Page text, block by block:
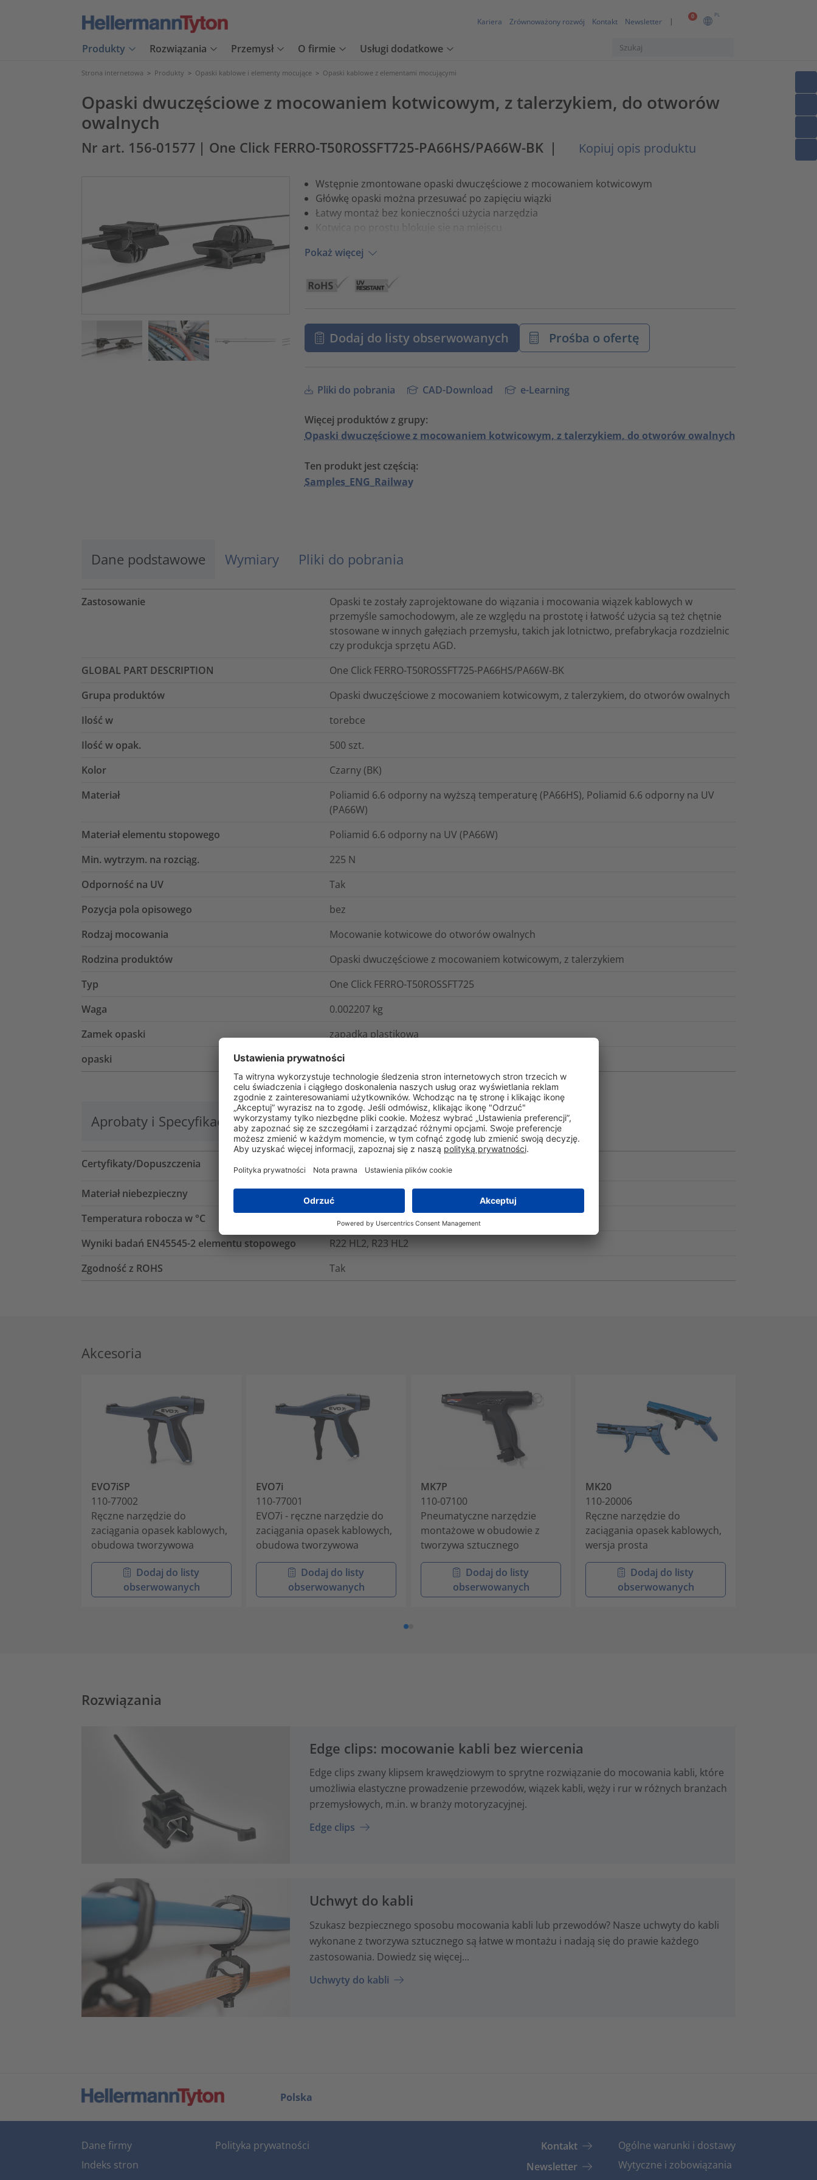
0 PL
Kariera Zrównoważony rozwój Kontakt Newsletter
Produkty Rozwiązania Przemysł O firmie Usługi dodatkowe
Strona internetowa > Produkty > Opaski kablowe i elementy mocujące > Opaski kablowe z elementami mocującymi
Opaski dwuczęściowe z mocowaniem kotwicowym, z talerzykiem, do otworów
owalnych
Nr art. 156-01577 | One Click FERRO-T50ROSSFT725-PA66HS/PA66W-BK | Kopiuj opis produktu
Wstępnie zmontowane opaski dwuczęściowe z mocowaniem kotwicowym
Główkę opaski można przesuwać po zapięciu wiązki
Łatwy montaż bez konieczności użycia narzędzia
Kotwica po prostu blokuje się na miejscu
Pokaż więcej
Dodaj do listy obserwowanych Prośba o ofertę
Pliki do pobrania CAD-Download e-Learning
Więcej produktów z grupy:
Opaski dwuczęściowe z mocowaniem kotwicowym, z talerzykiem, do otworów owalnych
Ten produkt jest częścią:
Samples_ENG_Railway
Dane podstawowe Wymiary Pliki do pobrania
Zastosowanie
Opaski te zostały zaprojektowane do wiązania i mocowania wiązek kablowych w
przemyśle samochodowym, ale ze względu na prostotę i łatwość użycia są też chętnie
stosowane w innych gałęziach przemysłu, takich jak lotnictwo, prefabrykacja rozdzielnic
czy produkcja sprzętu AGD.
GLOBAL PART DESCRIPTION
One Click FERRO-T50ROSSFT725-PA66HS/PA66W-BK
Grupa produktów
Opaski dwuczęściowe z mocowaniem kotwicowym, z talerzykiem, do otworów owalnych
Ilość w
torebce
Ilość w opak.
500 szt.
Kolor
Czarny (BK)
Materiał
Poliamid 6.6 odporny na wyższą temperaturę (PA66HS), Poliamid 6.6 odporny na UV
(PA66W)
Materiał elementu stopowego
Poliamid 6.6 odporny na UV (PA66W)
Min. wytrzym. na rozciąg.
225 N
Odporność na UV
Tak
Pozycja pola opisowego
bez
Rodzaj mocowania
Mocowanie kotwicowe do otworów owalnych
Rodzina produktów
Opaski dwuczęściowe z mocowaniem kotwicowym, z talerzykiem
Typ
One Click FERRO-T50ROSSFT725
Waga
0.002207 kg
Zamek opaski
zapadka plastikowa
opaski
Poliamid 6.6 odporny na wyższą temperaturę (PA66HS)
Aprobaty i Specyfikacje Logistyka i opakowania Więcej informacji
Certyfikaty/Dopuszczenia
Materiał niebezpieczny
Nie
Temperatura robocza w °C
-40°C do +85°C, (+105°C, 500 h)
Wyniki badań EN45545-2 elementu stopowego
R22 HL2, R23 HL2
Zgodność z ROHS
Tak
Akcesoria
EVO7iSP
110-77002
Ręczne narzędzie do
zaciągania opasek kablowych,
obudowa tworzywowa
Dodaj do listy
obserwowanych
EVO7i
110-77001
EVO7i - ręczne narzędzie do
zaciągania opasek kablowych,
obudowa tworzywowa
Dodaj do listy
obserwowanych
MK7P
110-07100
Pneumatyczne narzędzie
montażowe w obudowie z
tworzywa sztucznego
Dodaj do listy
obserwowanych
MK20
110-20006
Ręczne narzędzie do
zaciągania opasek kablowych,
wersja prosta
Dodaj do listy
obserwowanych
Rozwiązania
Edge clips: mocowanie kabli bez wiercenia
Edge clips zwany klipsem krawędziowym to sprytne rozwiązanie do mocowania kabli, które
umożliwia elastyczne prowadzenie przewodów, wiązek kabli, węży i rur w różnych branżach
przemysłowych, m.in. w branży motoryzacyjnej.
Edge clips
Uchwyt do kabli
Szukasz bezpiecznego sposobu mocowania kabli lub przewodów? Nasze uchwyty do kabli
wykonane z tworzywa sztucznego są łatwe w montażu i nadają się do prawie każdego
zastosowania. Dowiedz się więcej...
Uchwyty do kabli
Polska
Dane firmy
Indeks stron
Polityka prywatności
Kontakt
Newsletter
Ogólne warunki i dostawy
Wytyczne i zobowiązania